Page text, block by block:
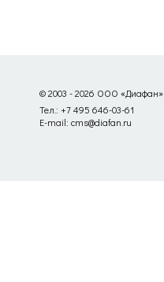
© 2003 - 2026 ООО «Диафан»
Тел.: +7 495 646-03-61
E-mail: cms@diafan.ru